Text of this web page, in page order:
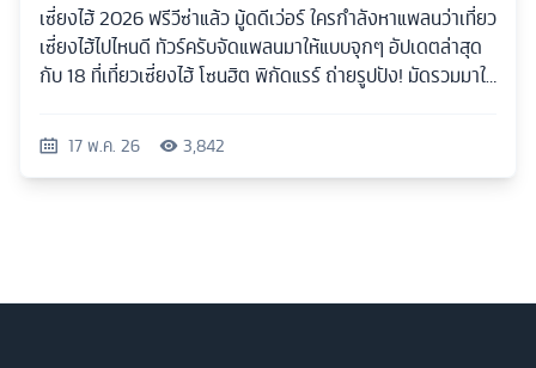
เซี่ยงไฮ้ 2026 ฟรีวีซ่าแล้ว มู้ดดีเว่อร์ ใครกำลังหาแพลนว่าเที่ยว
เซี่ยงไฮ้ไปไหนดี ทัวร์ครับจัดแพลนมาให้แบบจุกๆ อัปเดตล่าสุด
กับ 18 ที่เที่ยวเซี่ยงไฮ้ โซนฮิต พิกัดแรร์ ถ่ายรูปปัง! มัดรวมมาให้
17 พ.ค. 26 3,842